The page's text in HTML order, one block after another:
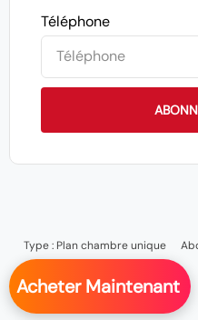
Téléphone
Type : Plan chambre unique
Acheter Maintenant